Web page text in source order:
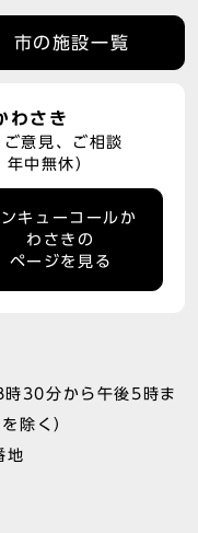
市の施設一覧
わさき
意見、ご相談
中無休）
キューコールか
わさきの
ページを見る
時30分から午後5時ま
除く）
地